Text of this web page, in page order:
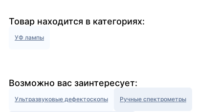
Товар находится в категориях:
УФ лампы
Возможно вас заинтересует:
Ультразвуковые дефектоскопы Ручные спектрометры